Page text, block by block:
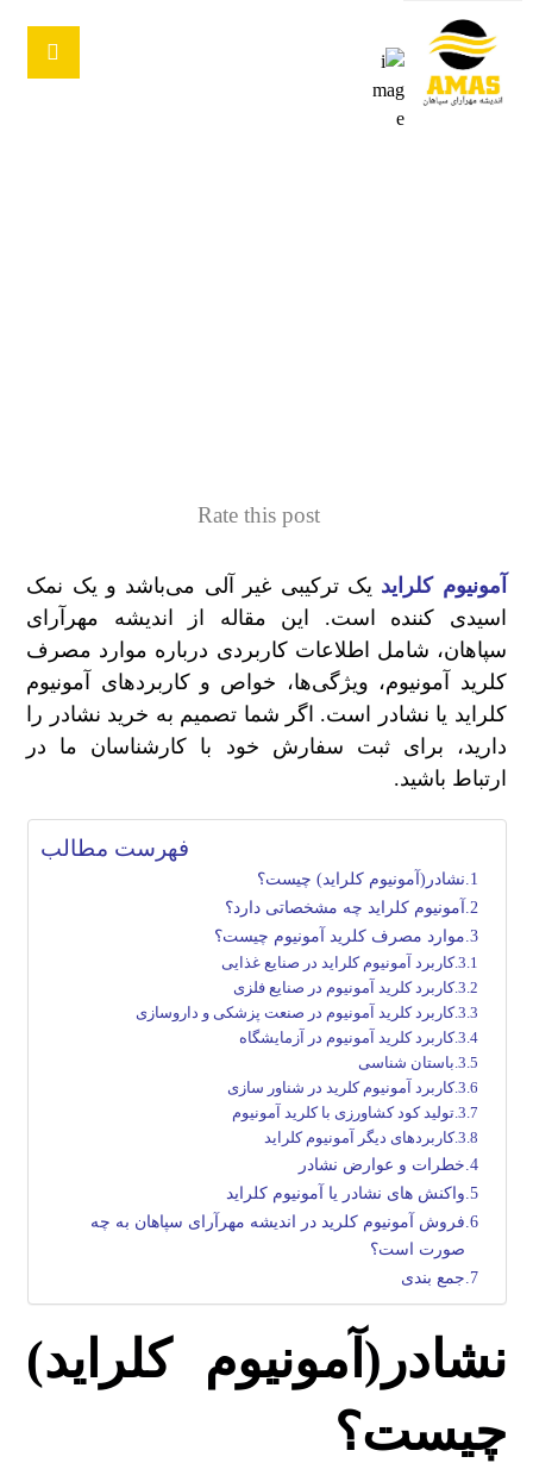
Rate this post
آمونیوم کلراید یک ترکیبی غیر آلی می‌باشد و یک نمک
اسیدی کننده است. این مقاله از اندیشه مهرآرای
سپاهان، شامل اطلاعات کاربردی درباره موارد مصرف
کلرید آمونیوم، ویژگی‌ها، خواص و کاربرد‌های آمونیوم
کلراید یا نشادر است. اگر شما تصمیم به خرید نشادر را
دارید، برای ثبت سفارش خود با کارشناسان ما در
ارتباط باشید.
فهرست مطالب
نشادر(آمونیوم کلراید) چیست؟
آمونیوم کلراید چه مشخصاتی دارد؟
موارد مصرف کلرید آمونیوم چیست؟
کاربرد آمونیوم کلراید در صنایع غذایی
کاربرد کلرید آمونیوم در صنایع فلزی
کاربرد کلرید آمونیوم در صنعت پزشکی و داروسازی
کاربرد کلرید آمونیوم در آزمایشگاه
باستان شناسی
کاربرد آمونیوم کلرید در شناور سازی
تولید کود کشاورزی با کلرید آمونیوم
کاربردهای دیگر آمونیوم کلراید
خطرات و عوارض نشادر
واکنش های نشادر یا آمونیوم کلراید
فروش آمونیوم کلرید در اندیشه مهرآرای سپاهان به چه
صورت است؟
جمع بندی
نشادر(آمونیوم کلراید)
چیست؟